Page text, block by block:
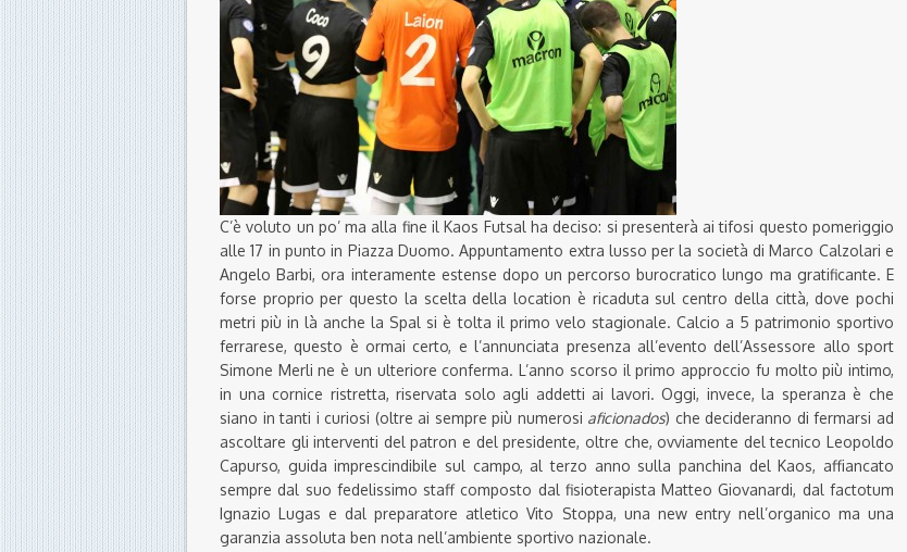
C’è voluto un po’ ma alla fine il Kaos Futsal ha deciso: si presenterà ai tifosi questo pomeriggio
alle 17 in punto in Piazza Duomo. Appuntamento extra lusso per la società di Marco Calzolari e
Angelo Barbi, ora interamente estense dopo un percorso burocratico lungo ma gratificante. E
forse proprio per questo la scelta della location è ricaduta sul centro della città, dove pochi
metri più in là anche la Spal si è tolta il primo velo stagionale. Calcio a 5 patrimonio sportivo
ferrarese, questo è ormai certo, e l’annunciata presenza all’evento dell’Assessore allo sport
Simone Merli ne è un ulteriore conferma. L’anno scorso il primo approccio fu molto più intimo,
in una cornice ristretta, riservata solo agli addetti ai lavori. Oggi, invece, la speranza è che
siano in tanti i curiosi (oltre ai sempre più numerosi aficionados) che decideranno di fermarsi ad
ascoltare gli interventi del patron e del presidente, oltre che, ovviamente del tecnico Leopoldo
Capurso, guida imprescindibile sul campo, al terzo anno sulla panchina del Kaos, affiancato
sempre dal suo fedelissimo staff composto dal fisioterapista Matteo Giovanardi, dal factotum
Ignazio Lugas e dal preparatore atletico Vito Stoppa, una new entry nell’organico ma una
garanzia assoluta ben nota nell’ambiente sportivo nazionale.